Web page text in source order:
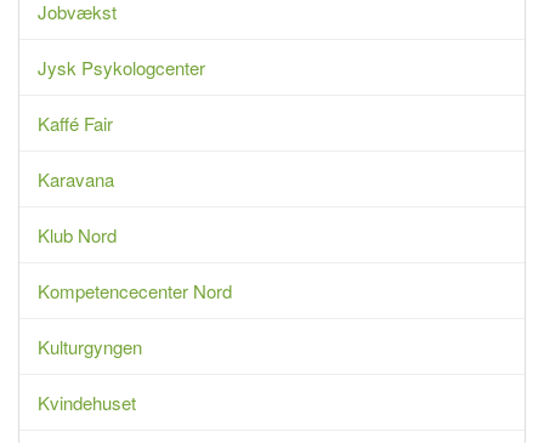
Jobvækst
Jysk Psykologcenter
Kaffé Fair
Karavana
Klub Nord
Kompetencecenter Nord
Kulturgyngen
Kvindehuset